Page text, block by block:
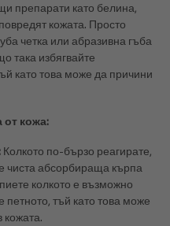
препарати като белина,
кожата. Просто
четка или абразивна гъба
така избягвайте
като това може да причини
от кожа:
Колкото по-бързо реагирате,
чиста абсорбираща кърпа
колкото е възможно
петното, тъй като това може
кожата.